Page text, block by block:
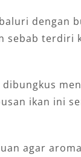
dengan
sebab terdiri
ikan ini
agar